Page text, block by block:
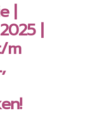
|
|
m